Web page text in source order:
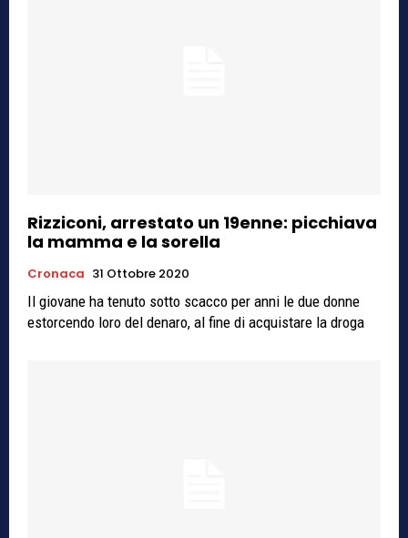
Rizziconi, arrestato un 19enne: picchiava
la mamma e la sorella
Cronaca 31 Ottobre 2020
Il giovane ha tenuto sotto scacco per anni le due donne
estorcendo loro del denaro, al fine di acquistare la droga